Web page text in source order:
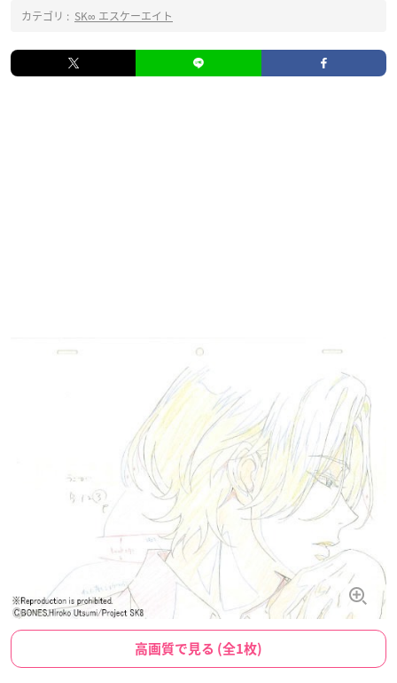
カテゴリ : SK∞ エスケーエイト
高画質で見る (全1枚)